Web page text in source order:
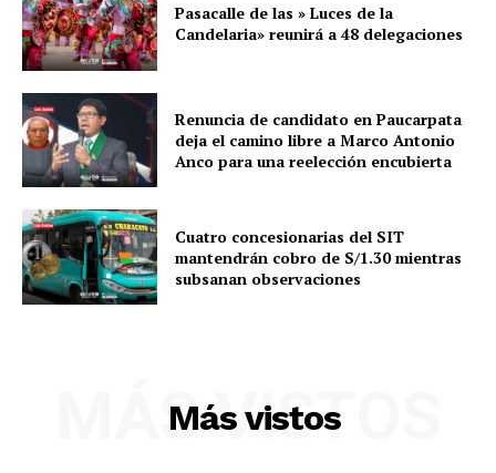
Pasacalle de las » Luces de la
Candelaria» reunirá a 48 delegaciones
Renuncia de candidato en Paucarpata
deja el camino libre a Marco Antonio
Anco para una reelección encubierta
Cuatro concesionarias del SIT
mantendrán cobro de S/1.30 mientras
subsanan observaciones
Más vistos
MÁS VISTOS